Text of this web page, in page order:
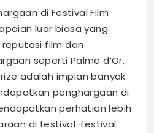
di Festival Film
luar biasa yang
film dan
seperti Palme d’Or,
adalah impian banyak
penghargaan di
perhatian lebih
di festival-festival